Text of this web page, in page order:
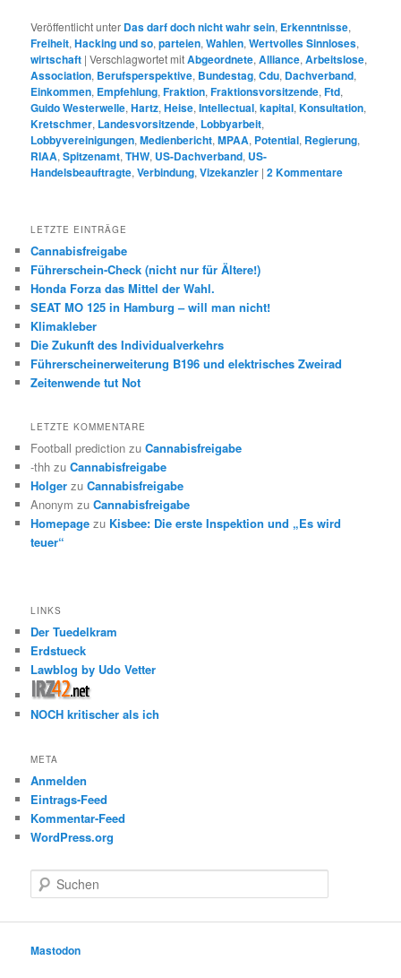
Veröffentlicht unter Das darf doch nicht wahr sein, Erkenntnisse,
Freiheit,Hacking und so,parteien,Wahlen,Wertvolles Sinnloses,
wirtschaft |Verschlagwortet mitAbgeordnete,Alliance,Arbeitslose,
Association, Berufsperspektive, Bundestag,Cdu, Dachverband,
Einkommen, Empfehlung,Fraktion,Fraktionsvorsitzende,Ftd,
Guido Westerwelle,Hartz,Heise,Intellectual,kapital,Konsultation,
Kretschmer, Landesvorsitzende, Lobbyarbeit,
Lobbyvereinigungen,Medienbericht,MPAA, Potential, Regierung,
RIAA,Spitzenamt,THW, US-Dachverband, US-
Handelsbeauftragte,Verbindung,Vizekanzler |2Kommentare
LETZTE EINTRÄGE
Cannabisfreigabe
Führerschein-Check (nicht nur für Ältere!)
Honda Forza das Mittel der Wahl.
SEAT MO 125 in Hamburg – will man nicht!
Klimakleber
Die Zukunft des Individualverkehrs
Führerscheinerweiterung B196 und elektrisches Zweirad
Zeitenwende tut Not
LETZTE KOMMENTARE
Football prediction zuCannabisfreigabe
-thh zuCannabisfreigabe
Holger zuCannabisfreigabe
Anonym zuCannabisfreigabe
Homepage zu Kisbee: Die erste Inspektion und „Es wird
teuer“
LINKS
Der Tuedelkram
Erdstueck
Lawblog by Udo Vetter
NOCH kritischer als ich
META
Anmelden
Eintrags-Feed
Kommentar-Feed
WordPress.org
u
e
Mastodon